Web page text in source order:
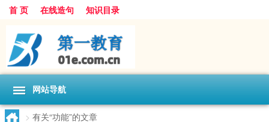
首 页 在线造句 知识目录
网站导航
> 有关“功能”的文章